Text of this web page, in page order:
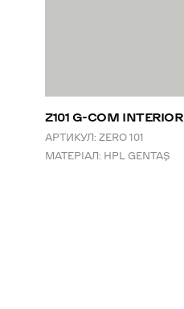
Z101 G-COM INTERIOR
АРТИКУЛ: ZERO 101
МАТЕРІАЛ: HPL GENTAŞ